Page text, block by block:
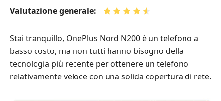
Valutazione generale:
Stai tranquillo, OnePlus Nord N200 è un telefono a
basso costo, ma non tutti hanno bisogno della
tecnologia più recente per ottenere un telefono
relativamente veloce con una solida copertura di rete.